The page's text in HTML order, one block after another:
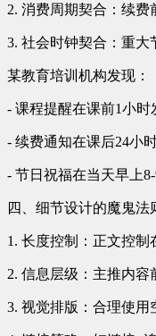
2. 消费周期契合：续费
3. 社会时钟契合：重大
某教育培训机构发现：
- 课程提醒在课前1小时
- 续费通知在课后24小
- 节日祝福在当天早上
四、细节设计的魔鬼法
1. 长度控制：正文控制
2. 信息层级：主推内容
3. 视觉排版：合理使用